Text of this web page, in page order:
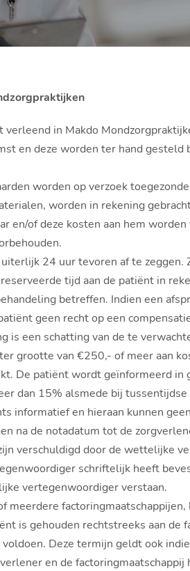
in Makdo
en deze worden ter hand
worden op verzoek
worden in rekening
en/of deze kosten aan hem
24 uur tevoren af te
tijd aan de patiënt in
betreffen. Indien een
geen recht op een
is een schatting van de te
grootte van €250,- of meer aan
De patiënt wordt geïnformeerd in
dan 15% alsmede bij
informatief en hieraan kunnen
na de notadatum tot de
verschuldigd door de wettelijke
schriftelijk heeft
vertegenwoordiger verstaan.
meerdere
is gehouden rechtstreeks aan de
Deze termijn geldt ook
en de